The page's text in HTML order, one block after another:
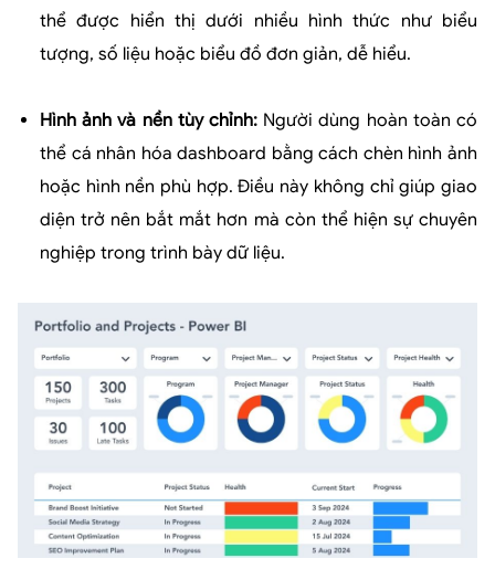
thể được hiển thị dưới nhiều hình thức như biểu
tượng, số liệu hoặc biểu đồ đơn giản, dễ hiểu.
Hình ảnh và nền tùy chỉnh: Người dùng hoàn toàn có
thể cá nhân hóa dashboard bằng cách chèn hình ảnh
hoặc hình nền phù hợp. Điều này không chỉ giúp giao
diện trở nên bắt mắt hơn mà còn thể hiện sự chuyên
nghiệp trong trình bày dữ liệu.